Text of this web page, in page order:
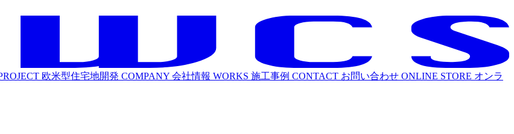
欧米型住宅地開発 COMPANY 会社情報 WORKS 施工事例 CONTACT お問い合わせ ONLINE STORE オンラ